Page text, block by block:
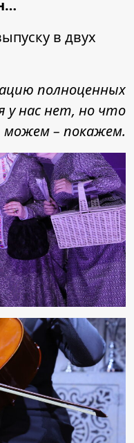
в двух
полноценных
у нас нет, но что
можем – покажем.